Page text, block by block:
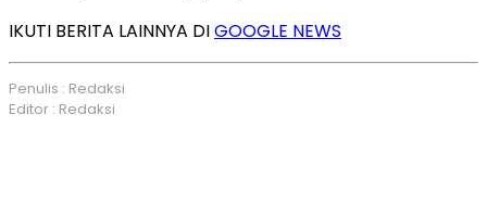
IKUTI BERITA LAINNYA DIGOOGLE NEWS
Penulis : Redaksi
Editor : Redaksi